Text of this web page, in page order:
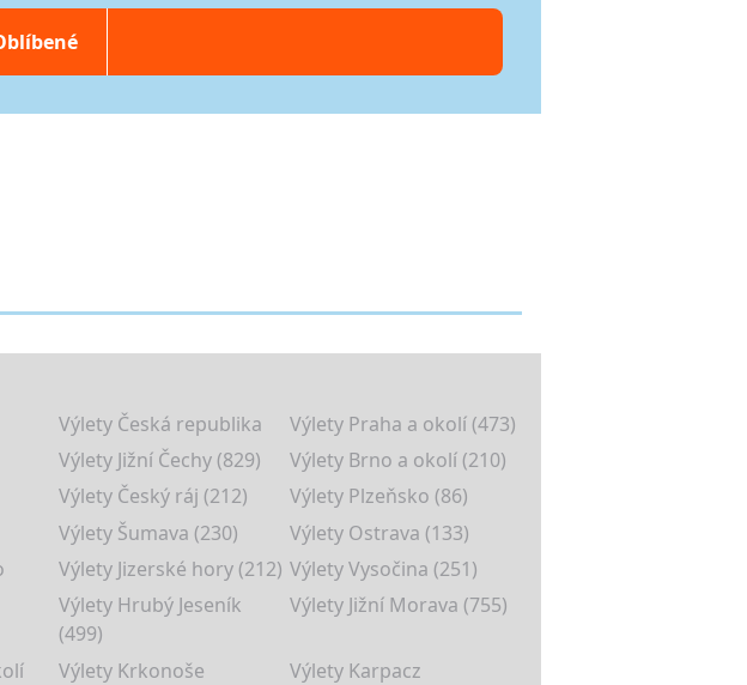
Výlety Česká republika
Výlety Praha a okolí (473)
Výlety Jižní Čechy (829)
Výlety Brno a okolí (210)
Výlety Český ráj (212)
Výlety Plzeňsko (86)
Výlety Šumava (230)
Výlety Ostrava (133)
Výlety Jizerské hory (212) Výlety Vysočina (251)
Výlety Hrubý Jeseník
(499)
Výlety Jižní Morava (755)
Výlety Krkonoše
Výlety Karpacz